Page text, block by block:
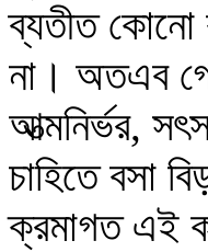
ব্যতীত কোনো
না। অতএব
আত্মনির্ভর,
চাহিতে বসা
ক্রমাগত এই